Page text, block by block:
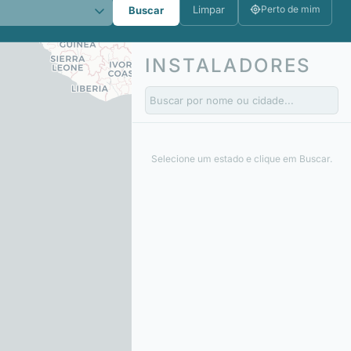
Buscar Limpar Perto de mim
INSTALADORES
Selecione um estado e clique em Buscar.